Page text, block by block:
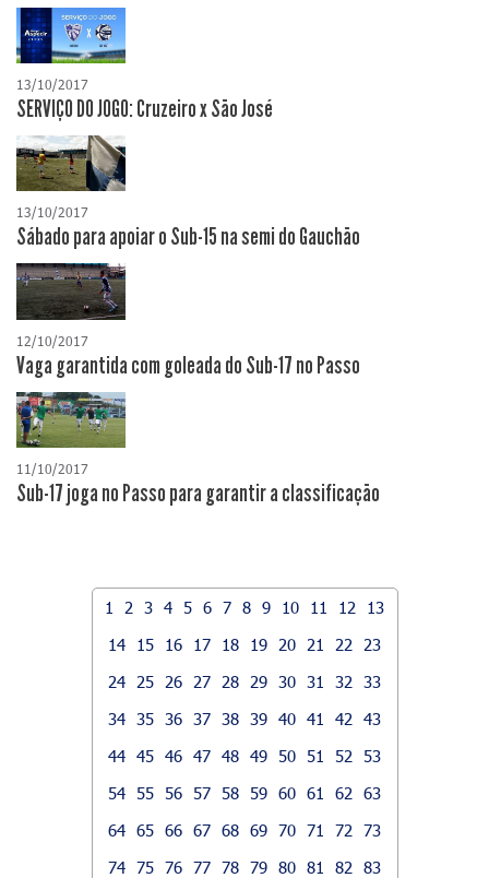
13/10/2017
SERVIÇO DO JOGO: Cruzeiro x São José
13/10/2017
Sábado para apoiar o Sub-15 na semi do Gauchão
12/10/2017
Vaga garantida com goleada do Sub-17 no Passo
11/10/2017
Sub-17 joga no Passo para garantir a classificação
1 2 3 4 5 6 7 8 9 10 11 12
13
14
15 16 17 18 19 20 21 22
23
24
25 26 27 28 29 30 31 32
33
34 35 36 37 38 39 40 41 42
43
44 45 46 47 48 49 50 51 52
53
54 55 56 57 58 59 60 61 62
63
64 65 66 67 68 69 70 71 72
73
74 75 76 77 78 79 80 81 82
83